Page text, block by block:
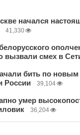
начался
41,330
вызвали смех в
бить по новым
России
39,104
умер
36,204